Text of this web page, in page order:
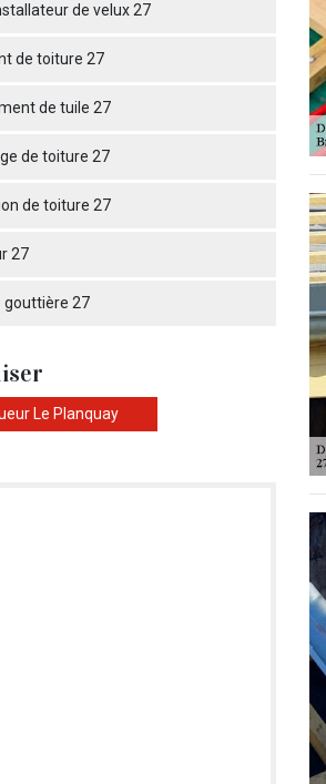
de velux 27
de toiture 27
de tuile 27
de toiture 27
de toiture 27
27
gouttière 27
Le Planquay